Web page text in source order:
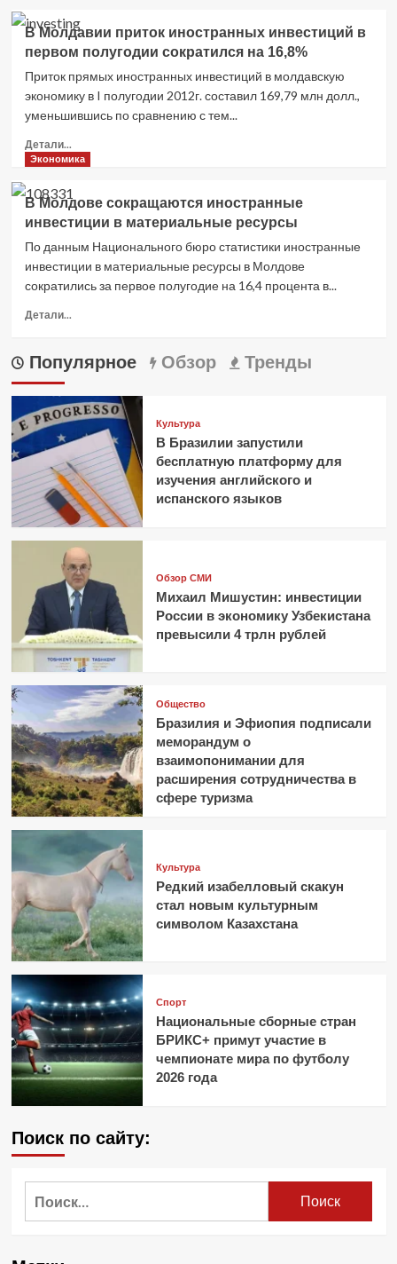
Инвестиции
в
систему
здравоохранения
Молдовы
возросли
в
раз
В Молдавии приток иностранных инвестиций в
первом полугодии сократился на 16,8%
Приток прямых иностранных инвестиций в молдавскую
экономику в I полугодии 2012г. составил 169,79 млн долл.,
уменьшившись по сравнению с тем...
Детали...
больше
В
Молдавии
приток
иностранных
в
первом
16,8%
Экономика
В Молдове сокращаются иностранные
инвестиции в материальные ресурсы
По данным Национального бюро статистики иностранные
инвестиции в материальные ресурсы в Молдове
сократились за первое полугодие на 16,4 процента в...
Детали...
В
сокращаются
иностранные
инвестиции
в
материальные
ресурсы
Популярное Обзор Тренды
Культура
В Бразилии запустили
бесплатную платформу для
изучения английского и
испанского языков
Обзор СМИ
Михаил Мишустин: инвестиции
России в экономику Узбекистана
превысили 4 трлн рублей
Общество
Бразилия и Эфиопия подписали
меморандум о
взаимопонимании для
расширения сотрудничества в
сфере туризма
Культура
Редкий изабелловый скакун
стал новым культурным
символом Казахстана
Спорт
Национальные сборные стран
БРИКС+ примут участие в
чемпионате мира по футболу
2026 года
Поиск по сайту: